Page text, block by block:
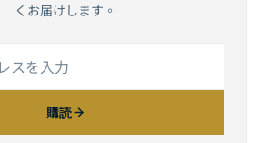
くお届けします。
購読